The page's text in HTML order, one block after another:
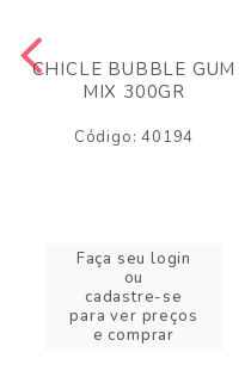
CHICLE BUBBLE GUM
MIX 300GR
Código: 40194
Faça seu login
ou
cadastre-se
para ver preços
e comprar